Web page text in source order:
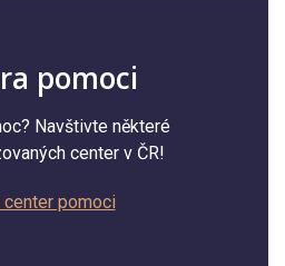
pomoci
Navštivte některé
center v ČR!
center pomoci